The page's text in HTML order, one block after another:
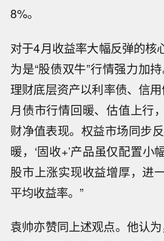
8%。
对于4月收益率大幅反弹的核
为是“股债双牛”行情强力加持
理财底层资产以利率债、信
月债市行情回暖、估值上行
财净值表现。权益市场同步
暖，‘固收+’产品虽仅配置小
股市上涨实现收益增厚，进
平均收益率。”
袁帅亦赞同上述观点。他认